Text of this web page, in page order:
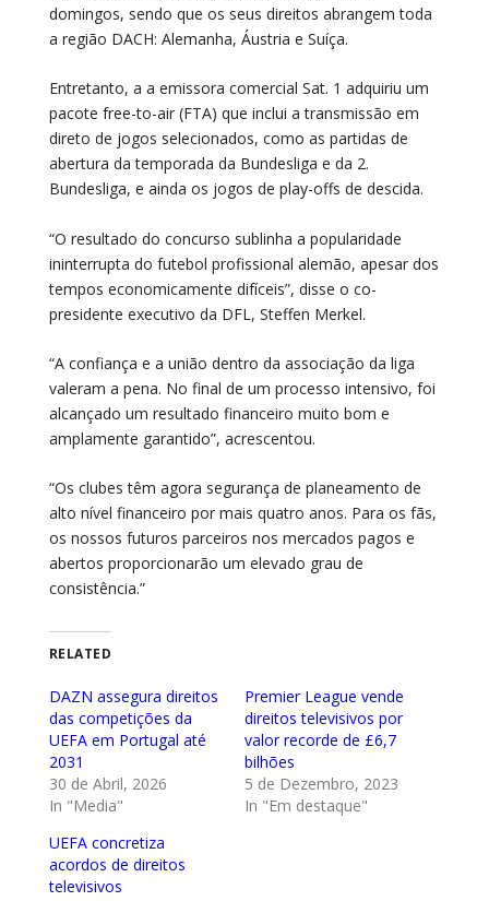
domingos, sendo que os seus direitos abrangem toda
a região DACH: Alemanha, Áustria e Suíça.
Entretanto, a a emissora comercial Sat. 1 adquiriu um
pacote free-to-air (FTA) que inclui a transmissão em
direto de jogos selecionados, como as partidas de
abertura da temporada da Bundesliga e da 2.
Bundesliga, e ainda os jogos de play-offs de descida.
“O resultado do concurso sublinha a popularidade
ininterrupta do futebol profissional alemão, apesar dos
tempos economicamente difíceis”, disse o co-
presidente executivo da DFL, Steffen Merkel.
“A confiança e a união dentro da associação da liga
valeram a pena. No final de um processo intensivo, foi
alcançado um resultado financeiro muito bom e
amplamente garantido”, acrescentou.
“Os clubes têm agora segurança de planeamento de
alto nível financeiro por mais quatro anos. Para os fãs,
os nossos futuros parceiros nos mercados pagos e
abertos proporcionarão um elevado grau de
consistência.”
RELATED
DAZN assegura direitos
das competições da
UEFA em Portugal até
2031
30 de Abril, 2026
In "Media"
Premier League vende
direitos televisivos por
valor recorde de £6,7
bilhões
5 de Dezembro, 2023
In "Em destaque"
UEFA concretiza
acordos de direitos
televisivos